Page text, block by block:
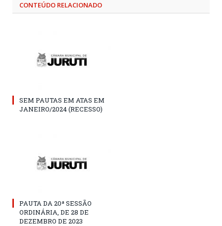
CONTEÚDO RELACIONADO
SEM PAUTAS EM ATAS EM
JANEIRO/2024 (RECESSO)
PAUTA DA 20ª SESSÃO
ORDINÁRIA, DE 28 DE
DEZEMBRO DE 2023